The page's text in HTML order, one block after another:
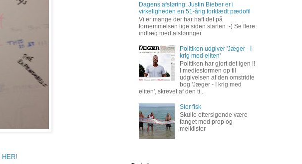
HER!
Dagens afsløring: Justin Bieber er i
virkeligheden en 51-årig forklædt pædofil
Vi er mange der har haft det på
fornemmelsen lige siden starten :-) Se flere
indlæg med afsløringer
Politiken udgiver 'Jæger - I
krig med eliten'
Politiken har gjort det igen !!
I mediestormen op til
udgivelsen af den omstridte
bog 'Jæger - I krig med
eliten', skrevet af den ti...
Stor fisk
Skulle eftersigende være
fanget med prop og
melklister